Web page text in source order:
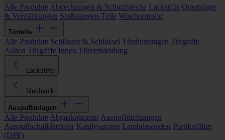
Alle Produkte Abdeckungen & Schutzbleche Lackstifte Querträger
& Verstärkungen Stoßstangen-Teile Wischermotor
Türteile
Alle Produkte Schlösser & Schlüssel Türdichtungen Türgriffe
Außen Türgriffe Innen Türverkleidung
Lackstifte
Mechanik
Auspuffanlagen
Alle Produkte Abgaskrümmer Auspuffdichtungen
Auspuffschalldämpfer Katalysatoren Lambdasonden Partikelfilter
(DPF)